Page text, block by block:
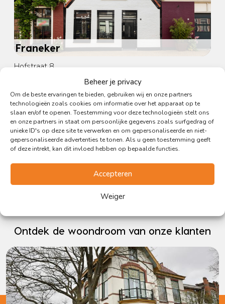
Beheer je privacy
Om de beste ervaringen te bieden, gebruiken wij en onze partners
technologieën zoals cookies om informatie over het apparaat op te
slaan en/of te openen. Toestemming voor deze technologieën stelt ons
en onze partners in staat om persoonlijke gegevens zoals surfgedrag of
unieke ID's op deze site te verwerken en om gepersonaliseerde en niet-
gepersonaliseerde advertenties te tonen. Als u geen toestemming geeft
of deze intrekt, kan dit invloed hebben op bepaalde functies.
Accepteren
Weiger
Franeker
Hofstraat 8
2 A 86 m
€ 315.000,- k.k. Bekijken
Ontdek de woondroom van onze klanten